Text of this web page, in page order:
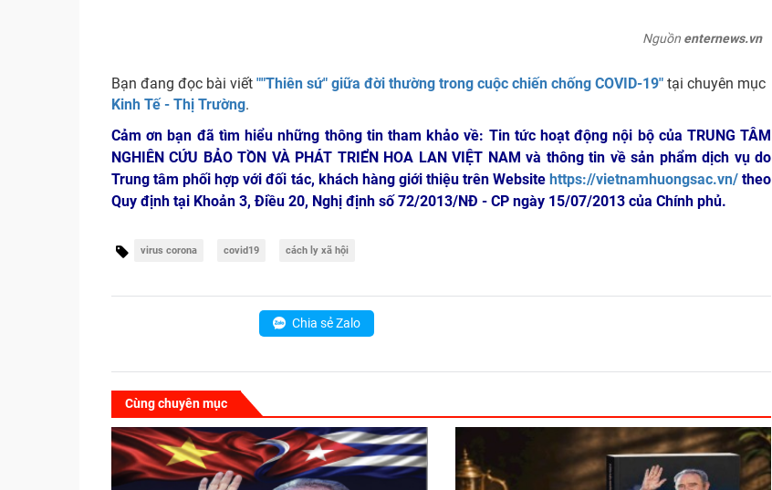
Nguồn enternews.vn
Bạn đang đọc bài viết ""Thiên sứ" giữa đời thường trong cuộc chiến chống COVID-19" tại chuyên mục
Kinh Tế - Thị Trường.
Cảm ơn bạn đã tìm hiểu những thông tin tham khảo về: Tin tức hoạt động nội bộ của TRUNG TÂM
NGHIÊN CỨU BẢO TỒN VÀ PHÁT TRIỂN HOA LAN VIỆT NAM và thông tin về sản phẩm dịch vụ do
Trung tâm phối hợp với đối tác, khách hàng giới thiệu trên Websitehttps://vietnamhuongsac.vn/ theo
Quy định tại Khoản 3, Điều 20, Nghị định số 72/2013/NĐ - CP ngày 15/07/2013 của Chính phủ.
virus corona covid19 cách ly xã hội
Chia sẻ Zalo
Cùng chuyên mục